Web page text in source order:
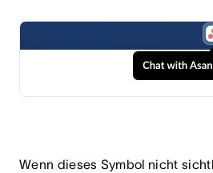
Wenn dieses Symbol nicht